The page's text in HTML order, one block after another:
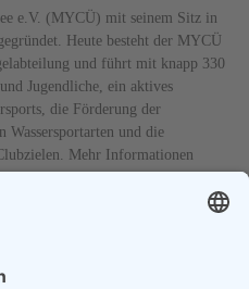
e.V. (MYCÜ) mit seinem Sitz in
Heute besteht der MYCÜ
und führt mit knapp 330
Jugendliche, ein aktives
die Förderung der
Wassersportarten und die
Mehr Informationen